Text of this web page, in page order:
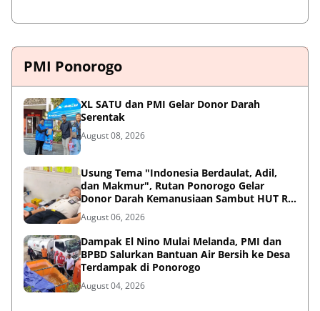
PMI Ponorogo
XL SATU dan PMI Gelar Donor Darah
Serentak
August 08, 2026
Usung Tema "Indonesia Berdaulat, Adil,
dan Makmur", Rutan Ponorogo Gelar
Donor Darah Kemanusiaan Sambut HUT RI
ke-81
August 06, 2026
Dampak El Nino Mulai Melanda, PMI dan
BPBD Salurkan Bantuan Air Bersih ke Desa
Terdampak di Ponorogo
August 04, 2026